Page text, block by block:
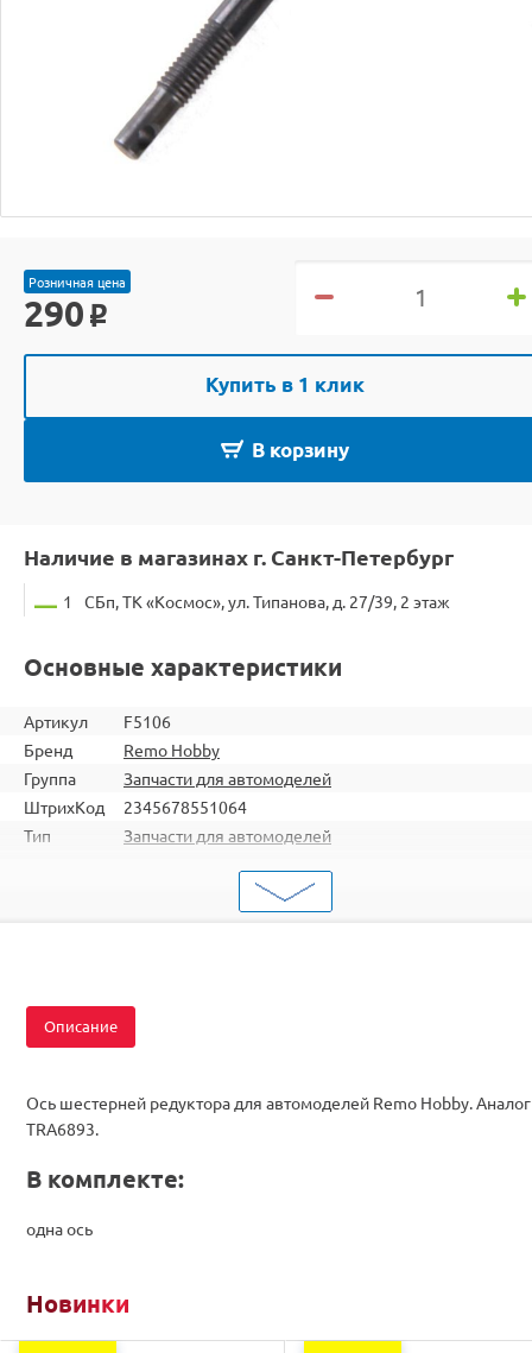
Розничная цена
290 o
Купить в 1 клик
В корзину
Наличие в магазинах г. Санкт-Петербург
1 СБп, ТК «Космос», ул. Типанова, д. 27/39, 2 этаж
Основные характеристики
Артикул
F5106
Бренд
Remo Hobby
Группа
Запчасти для автомоделей
ШтрихКод
2345678551064
Тип
Запчасти для автомоделей
Детали трансмиссии
RH8051 / RH8055 / RH8081 / RH8085 / RH1021 /
Описание
Ось шестерней редуктора для автомоделей Remo Hobby. Аналог
TRA6893.
В комплекте:
одна ось
Новинки